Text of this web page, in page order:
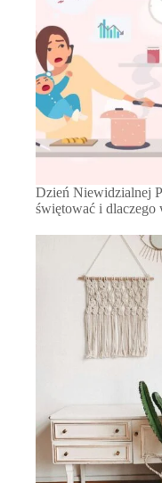
Dzień Niewidzialnej
świętować i dlaczego